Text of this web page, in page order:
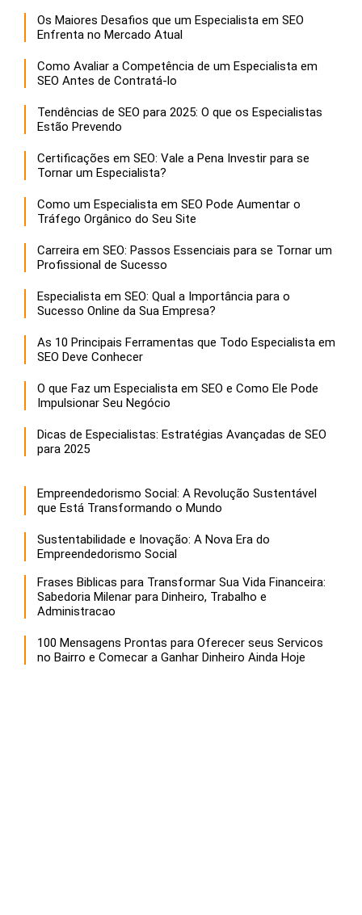
Os Maiores Desafios que um Especialista em SEO
Enfrenta no Mercado Atual
Como Avaliar a Competência de um Especialista em
SEO Antes de Contratá-lo
Tendências de SEO para 2025: O que os Especialistas
Estão Prevendo
Certificações em SEO: Vale a Pena Investir para se
Tornar um Especialista?
Como um Especialista em SEO Pode Aumentar o
Tráfego Orgânico do Seu Site
Carreira em SEO: Passos Essenciais para se Tornar um
Profissional de Sucesso
Especialista em SEO: Qual a Importância para o
Sucesso Online da Sua Empresa?
As 10 Principais Ferramentas que Todo Especialista em
SEO Deve Conhecer
O que Faz um Especialista em SEO e Como Ele Pode
Impulsionar Seu Negócio
Dicas de Especialistas: Estratégias Avançadas de SEO
para 2025
Empreendedorismo Social: A Revolução Sustentável
que Está Transformando o Mundo
Sustentabilidade e Inovação: A Nova Era do
Empreendedorismo Social
Frases Biblicas para Transformar Sua Vida Financeira:
Sabedoria Milenar para Dinheiro, Trabalho e
Administracao
100 Mensagens Prontas para Oferecer seus Servicos
no Bairro e Comecar a Ganhar Dinheiro Ainda Hoje